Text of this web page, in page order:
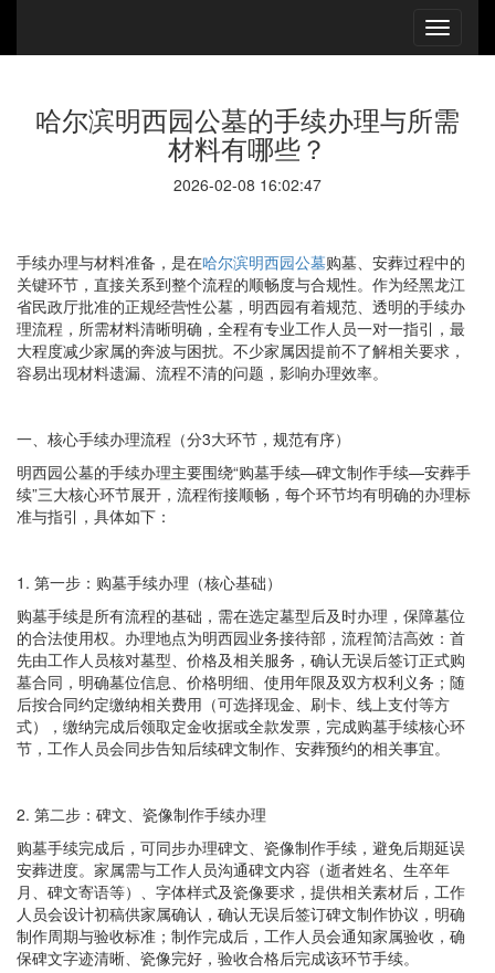
哈尔滨明西园公墓的手续办理与所需
材料有哪些？
2026-02-08 16:02:47
手续办理与材料准备，是在哈尔滨明西园公墓购墓、安葬过程中的
关键环节，直接关系到整个流程的顺畅度与合规性。作为经黑龙江
省民政厅批准的正规经营性公墓，明西园有着规范、透明的手续办
理流程，所需材料清晰明确，全程有专业工作人员一对一指引，最
大程度减少家属的奔波与困扰。不少家属因提前不了解相关要求，
容易出现材料遗漏、流程不清的问题，影响办理效率。
一、核心手续办理流程（分3大环节，规范有序）
明西园公墓的手续办理主要围绕“购墓手续—碑文制作手续—安葬手
续”三大核心环节展开，流程衔接顺畅，每个环节均有明确的办理标
准与指引，具体如下：
1. 第一步：购墓手续办理（核心基础）
购墓手续是所有流程的基础，需在选定墓型后及时办理，保障墓位
的合法使用权。办理地点为明西园业务接待部，流程简洁高效：首
先由工作人员核对墓型、价格及相关服务，确认无误后签订正式购
墓合同，明确墓位信息、价格明细、使用年限及双方权利义务；随
后按合同约定缴纳相关费用（可选择现金、刷卡、线上支付等方
式），缴纳完成后领取定金收据或全款发票，完成购墓手续核心环
节，工作人员会同步告知后续碑文制作、安葬预约的相关事宜。
2. 第二步：碑文、瓷像制作手续办理
购墓手续完成后，可同步办理碑文、瓷像制作手续，避免后期延误
安葬进度。家属需与工作人员沟通碑文内容（逝者姓名、生卒年
月、碑文寄语等）、字体样式及瓷像要求，提供相关素材后，工作
人员会设计初稿供家属确认，确认无误后签订碑文制作协议，明确
制作周期与验收标准；制作完成后，工作人员会通知家属验收，确
保碑文字迹清晰、瓷像完好，验收合格后完成该环节手续。